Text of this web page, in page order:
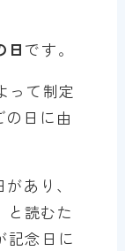
日 です。
って制定
の日に由
あり、
と読むた
記念日に